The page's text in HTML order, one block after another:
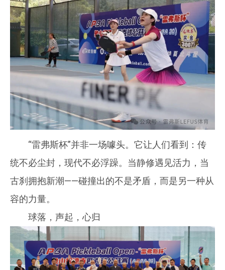
“雷弗斯杯”并非一场噱头。它让人们看到：传
统不必尘封，现代不必浮躁。当静修遇见活力，当
古刹拥抱新潮——碰撞出的不是矛盾，而是另一种从
容的力量。
球落，声起，心归